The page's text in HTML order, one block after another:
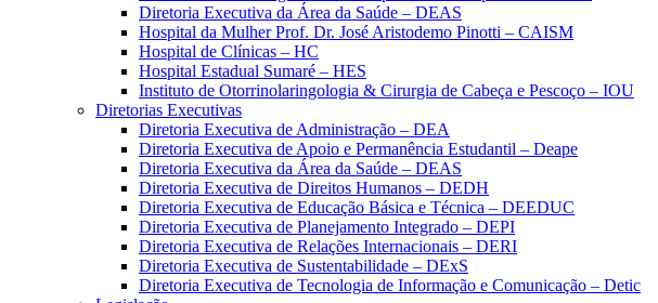
Diretoria Executiva da Área da Saúde – DEAS
Hospital da Mulher Prof. Dr. José Aristodemo Pinotti – CAISM
Hospital de Clínicas – HC
Hospital Estadual Sumaré – HES
Instituto de Otorrinolaringologia & Cirurgia de Cabeça e Pescoço – IOU
Diretorias Executivas
Diretoria Executiva de Administração – DEA
Diretoria Executiva de Apoio e Permanência Estudantil – Deape
Diretoria Executiva da Área da Saúde – DEAS
Diretoria Executiva de Direitos Humanos – DEDH
Diretoria Executiva de Educação Básica e Técnica – DEEDUC
Diretoria Executiva de Planejamento Integrado – DEPI
Diretoria Executiva de Relações Internacionais – DERI
Diretoria Executiva de Sustentabilidade – DExS
Diretoria Executiva de Tecnologia de Informação e Comunicação – Detic